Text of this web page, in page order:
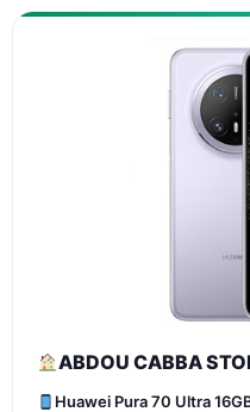
ABDOU CABBA
Huawei Pura 70 Ultra